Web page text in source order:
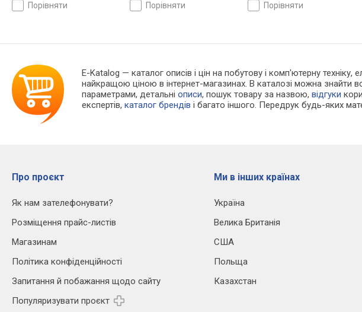
порівняти порівняти порівняти
E-Katalog — каталог описів і цін на побутову і комп'ютерну
найкращою ціною в інтернет-магазинах. В каталозі можна знайти
параметрами, детальніописи, пошук товару за назвою,відгуки
експертів,каталог брендів і багато іншого. Передрук будь-яких
Про проєкт
Як нам зателефонувати?
Розміщення прайс-листів
Магазинам
Політика конфіденційності
Запитання й побажання щодо сайту
Популяризувати проєкт
Ми в інших країнах
Україна
Велика Британія
США
Польща
Казахстан